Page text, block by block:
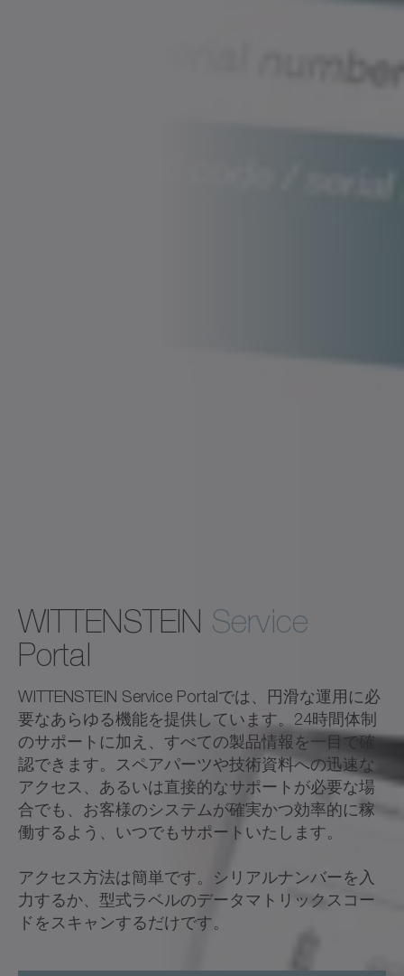
WITTENSTEIN Service
Portal
WITTENSTEIN Service Portalでは、円滑な運用に必
要なあらゆる機能を提供しています。24時間体制
のサポートに加え、すべての製品情報を一目で確
認できます。スペアパーツや技術資料への迅速な
アクセス、あるいは直接的なサポートが必要な場
合でも、お客様のシステムが確実かつ効率的に稼
働するよう、いつでもサポートいたします。
アクセス方法は簡単です。シリアルナンバーを入
力するか、型式ラベルのデータマトリックスコー
ドをスキャンするだけです。